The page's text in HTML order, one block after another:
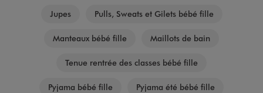
Jupes Pulls, Sweats et Gilets bébé fille
Manteaux bébé fille Maillots de bain
Tenue rentrée des classes bébé fille
Pyjama bébé fille Pyjama été bébé fille